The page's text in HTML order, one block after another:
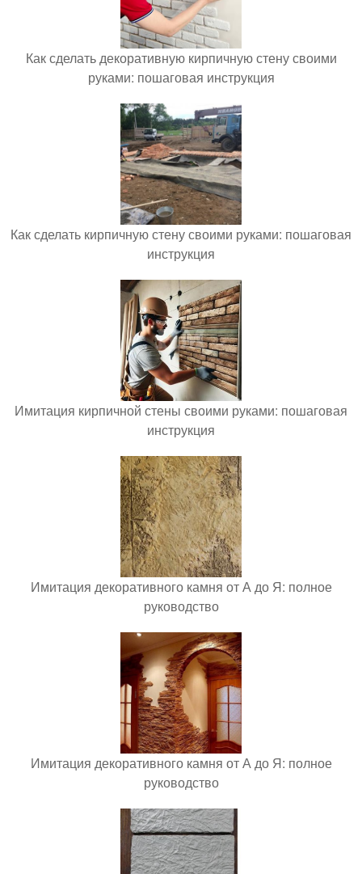
Как сделать декоративную кирпичную стену своими
руками: пошаговая инструкция
Как сделать кирпичную стену своими руками: пошаговая
инструкция
Имитация кирпичной стены своими руками: пошаговая
инструкция
Имитация декоративного камня от А до Я: полное
руководство
Имитация декоративного камня от А до Я: полное
руководство